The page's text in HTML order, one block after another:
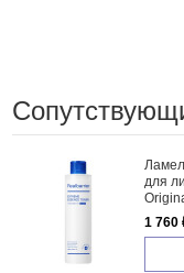
для
1 760